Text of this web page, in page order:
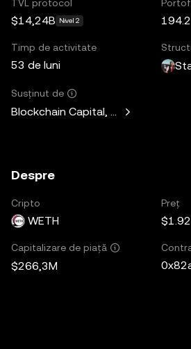
TVL protocol
$14,24B Nivel 2
Timp de activitate
53 de luni
Susținut de
Blockchain Capital, Standard
Despre
Cripto
WETH
Preț
Capitalizare de piață
$266,3M